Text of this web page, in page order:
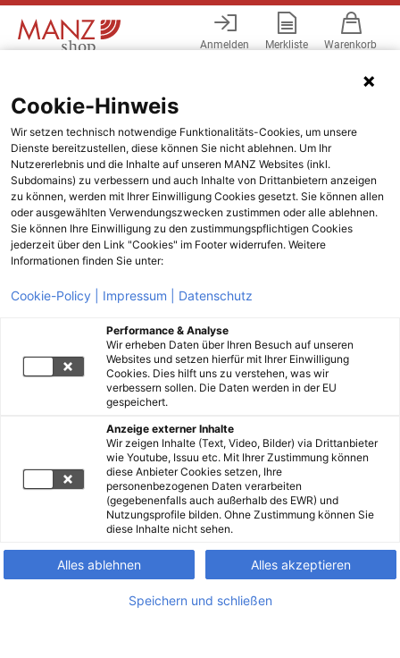
Anmelden Merkliste Warenkorb
Cookie-Hinweis
Wir setzen technisch notwendige Funktionalitäts-Cookies, um unsere
Dienste bereitzustellen, diese können Sie nicht ablehnen. Um Ihr
Nutzererlebnis und die Inhalte auf unseren MANZ Websites (inkl.
Subdomains) zu verbessern und auch Inhalte von Drittanbietern anzeigen
zu können, werden mit Ihrer Einwilligung Cookies gesetzt. Sie können allen
oder ausgewählten Verwendungszwecken zustimmen oder alle ablehnen.
Sie können Ihre Einwilligung zu den zustimmungspflichtigen Cookies
jederzeit über den Link "Cookies" im Footer widerrufen. Weitere
Informationen finden Sie unter:
Cookie-Policy | Impressum | Datenschutz
Performance & Analyse
Wir erheben Daten über Ihren Besuch auf unseren
Websites und setzen hierfür mit Ihrer Einwilligung
Cookies. Dies hilft uns zu verstehen, was wir
verbessern sollen. Die Daten werden in der EU
gespeichert.
Anzeige externer Inhalte
Wir zeigen Inhalte (Text, Video, Bilder) via Drittanbieter
wie Youtube, Issuu etc. Mit Ihrer Zustimmung können
diese Anbieter Cookies setzen, Ihre
personenbezogenen Daten verarbeiten
(gegebenenfalls auch außerhalb des EWR) und
Nutzungsprofile bilden. Ohne Zustimmung können Sie
diese Inhalte nicht sehen.
Alles ablehnen Alles akzeptieren
Speichern und schließen